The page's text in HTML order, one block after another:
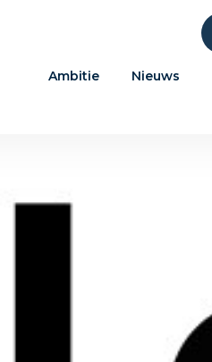
Ambitie Nieuws